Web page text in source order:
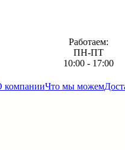
Работаем:
ПН-ПТ
10:00 - 17:00
компанииЧто мы можем